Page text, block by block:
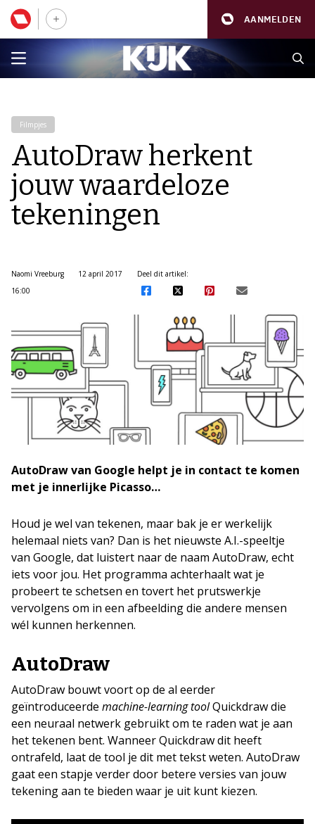
AANMELDEN
Filmpjes
AutoDraw herkent
jouw waardeloze
tekeningen
Naomi Vreeburg
12 april 2017
16:00
Deel dit artikel:
AutoDraw van Google helpt je in contact te komen
met je innerlijke Picasso…
Houd je wel van tekenen, maar bak je er werkelijk
helemaal niets van? Dan is het nieuwste A.I.-speeltje
van Google, dat luistert naar de naam AutoDraw, echt
iets voor jou. Het programma achterhaalt wat je
probeert te schetsen en tovert het prutswerkje
vervolgens om in een afbeelding die andere mensen
wél kunnen herkennen.
AutoDraw
AutoDraw bouwt voort op de al eerder
geïntroduceerde machine-learning toolQuickdraw die
een neuraal netwerk gebruikt om te raden wat je aan
het tekenen bent. Wanneer Quickdraw dit heeft
ontrafeld, laat de tool je dit met tekst weten. AutoDraw
gaat een stapje verder door betere versies van jouw
tekening aan te bieden waar je uit kunt kiezen.